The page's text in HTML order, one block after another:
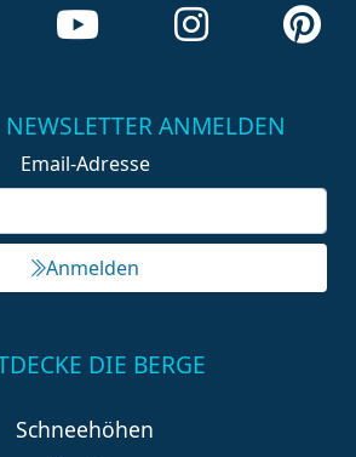
NEWSLETTER ANMELDEN
Email-Adresse
Anmelden
DIE BERGE
Schneehöhen